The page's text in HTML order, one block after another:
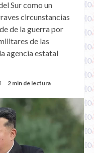
Sur como un
circunstancias
de la guerra por
de las
agencia estatal
2 min de lectura